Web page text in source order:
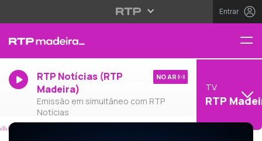
Entrar
RTP Notícias (RTP
Madeira)
Emissão em simultâneo com RTP
Notícias
NO AR
TV
RTP